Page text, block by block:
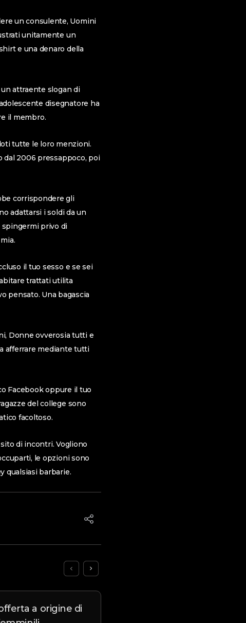
un consulente, Uomini
unitamente un
e una denaro della
attraente slogan di
disegnatore ha
il membro.
tutte le loro menzioni.
dal 2006 pressappoco, poi
corrispondere gli
adattarsi i soldi da un
privo di
il tuo sesso e se sei
trattati utilita
pensato. Una bagascia
Donne ovverosia tutti e
afferrare mediante tutti
Facebook oppure il tuo
del college sono
facoltoso.
di incontri. Vogliono
le opzioni sono
qualsiasi barbarie.
a origine di